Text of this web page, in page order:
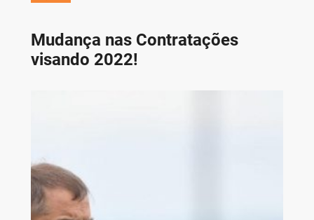
Mudança nas Contratações
visando 2022!